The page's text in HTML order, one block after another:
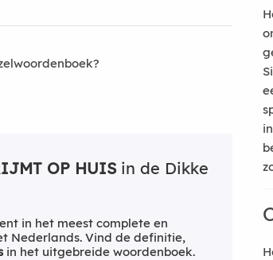
OP HUISin de Dikke
in het meest complete en
Nederlands. Vind de definitie,
in het uitgebreide woordenboek.